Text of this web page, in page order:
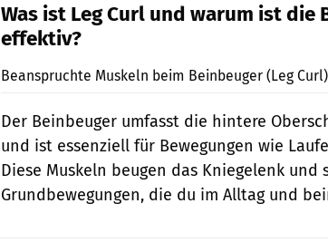
Was ist Leg Curl und warum ist die
effektiv?
Beanspruchte Muskeln beim Beinbeuger (Leg
Der Beinbeuger umfasst die hintere
und ist essenziell für Bewegungen wie
Diese Muskeln beugen das Kniegelenk und
Grundbewegungen, die du im Alltag und